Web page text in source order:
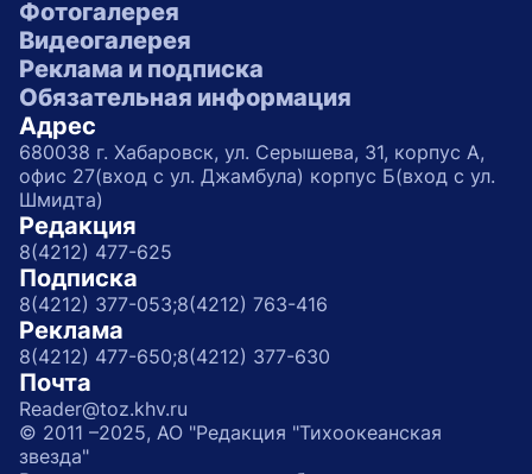
Фотогалерея
Видеогалерея
Реклама и подписка
Обязательная информация
Адрес
680038 г. Хабаровск, ул. Серышева, 31, корпус А,
офис 27(вход с ул. Джамбула) корпус Б(вход с ул.
Шмидта)
Редакция
8(4212) 477-625
Подписка
8(4212) 377-053;8(4212) 763-416
Реклама
8(4212) 477-650;8(4212) 377-630
Почта
Reader@toz.khv.ru
© 2011 –2025, АО "Редакция "Тихоокеанская
звезда"